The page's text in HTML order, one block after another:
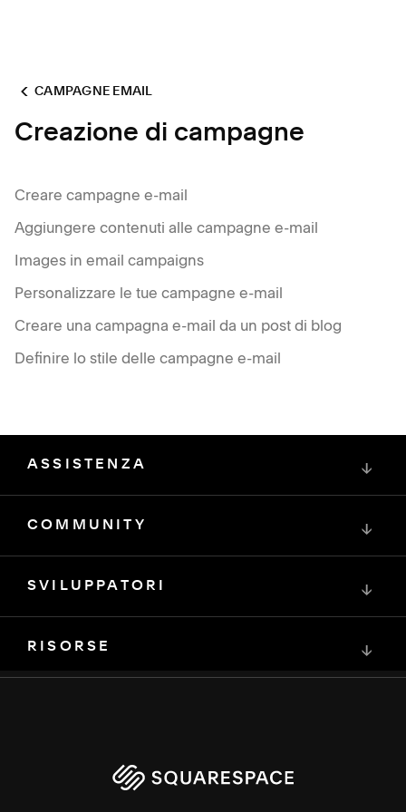
CAMPAGNE EMAIL
Creazione di campagne
Creare campagne e-mail
Aggiungere contenuti alle campagne e-mail
Images in email campaigns
Personalizzare le tue campagne e-mail
Creare una campagna e-mail da un post di blog
Definire lo stile delle campagne e-mail
ASSISTENZA ↓
COMMUNITY ↓
SVILUPPATORI ↓
RISORSE ↓